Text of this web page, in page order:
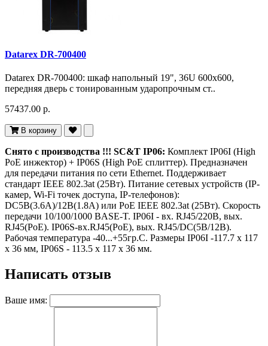
Datarex DR-700400
Datarex DR-700400: шкаф напольный 19", 36U 600х600,
передняя дверь с тонированным ударопрочным ст..
57437.00 р.
В корзину
Снято c производства !!! SC&T IP06: Комплект IP06I (High
PoE инжектор) + IP06S (High PoE сплиттер). Предназначен
для передачи питания по сети Ethernet. Поддерживает
стандарт IEEE 802.3at (25Вт). Питание сетевых устройств (IP-
камер, Wi-Fi точек доступа, IP-телефонов):
DC5В(3.6А)/12В(1.8А) или PoE IEEE 802.3at (25Вт). Скорость
передачи 10/100/1000 BASE-T. IP06I - вх. RJ45/220В, вых.
RJ45(PoE). IP06S-вх.RJ45(PoE), вых. RJ45/DC(5В/12В).
Рабочая температура -40...+55гр.С. Размеры IP06I -117.7 x 117
x 36 мм, IP06S - 113.5 x 117 x 36 мм.
Написать отзыв
Ваше имя: